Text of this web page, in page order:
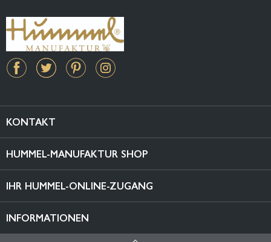
KONTAKT
HUMMEL-MANUFAKTUR SHOP
IHR HUMMEL-ONLINE-ZUGANG
INFORMATIONEN